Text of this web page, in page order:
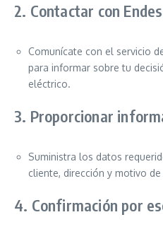
2. Contactar con
Comunícate con el servicio
para informar sobre tu
eléctrico.
3. Proporcionar
Suministra los datos
cliente, dirección y motivo
4. Confirmación por